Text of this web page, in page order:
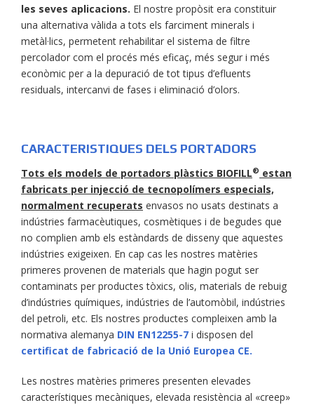
les seves aplicacions. El nostre propòsit era constituir
una alternativa vàlida a tots els farciment minerals i
metàl·lics, permetent rehabilitar el sistema de filtre
percolador com el procés més eficaç, més segur i més
econòmic per a la depuració de tot tipus d’efluents
residuals, intercanvi de fases i eliminació d’olors.
CARACTERISTIQUES DELS PORTADORS
Tots els models de portadors plàstics BIOFILL® estan
fabricats per injecció de tecnopolímers especials,
normalment recuperats envasos no usats destinats a
indústries farmacèutiques, cosmètiques i de begudes que
no complien amb els estàndards de disseny que aquestes
indústries exigeixen. En cap cas les nostres matèries
primeres provenen de materials que hagin pogut ser
contaminats per productes tòxics, olis, materials de rebuig
d’indústries químiques, indústries de l’automòbil, indústries
del petroli, etc. Els nostres productes compleixen amb la
normativa alemanya DIN EN12255-7 i disposen del
certificat de fabricació de la Unió Europea CE.
Les nostres matèries primeres presenten elevades
característiques mecàniques, elevada resistència al «creep»